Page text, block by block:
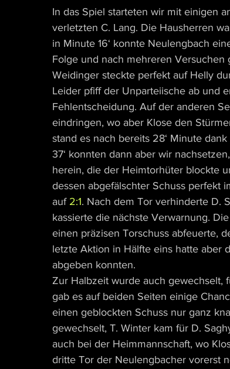
In das Spiel starteten wir mit einigen
verletzten C. Lang. Die Hausherren
in Minute 16‘ konnte Neulengbach
Folge und nach mehreren
Weidinger steckte perfekt auf Helly
Leider pfiff der Unparteiische ab und
Fehlentscheidung. Auf der anderen
eindringen, wo aber Klose den
stand es nach bereits 28‘ Minute
37‘ konnten dann aber wir
herein, die der Heimtorhüter blockte
dessen abgefälschter Schuss perfekt
auf 2:1. Nach dem Tor verhinderte D.
kassierte die nächste Verwarnung.
einen präzisen Torschuss abfeuerte,
letzte Aktion in Hälfte eins hatte aber
abgeben konnten.
Zur Halbzeit wurde auch gewechselt,
gab es auf beiden Seiten einige
einen geblockten Schuss nur ganz
gewechselt, T. Winter kam für D.
auch bei der Heimmannschaft, wo
dritte Tor der Neulengbacher vorerst